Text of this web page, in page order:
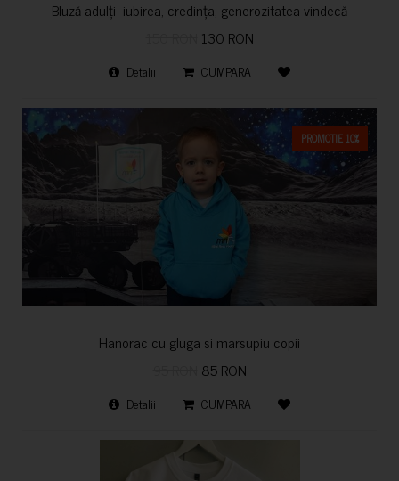
Bluză adulți- iubirea, credința, generozitatea vindecă
130 RON
Detalii CUMPARA
PROMOTIE 10%
Hanorac cu gluga si marsupiu copii
85 RON
Detalii CUMPARA